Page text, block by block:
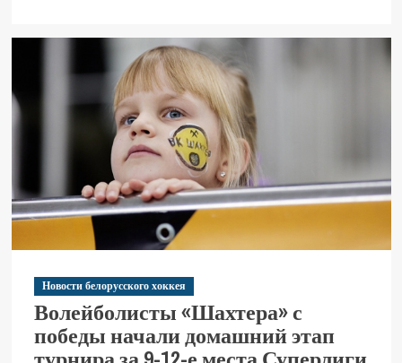
Новости белорусского хоккея
Волейболисты «Шахтера» с
победы начали домашний этап